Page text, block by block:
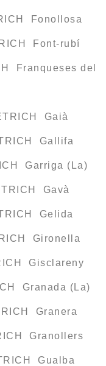
Fonollosa
Font-rubí
Franqueses del
Gaià
Gallifa
Garriga (La)
Gavà
Gelida
Gironella
Gisclareny
Granada (La)
Granera
Granollers
Gualba